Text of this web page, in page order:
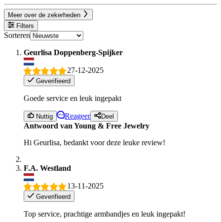
Meer over de zekerheden
Filters
Sorteren
Geurlisa Doppenberg-Spijker
27-12-2025
Geverifieerd
Goede service en leuk ingepakt
Nuttig Reageer Deel
Antwoord van Young & Free Jewelry
Hi Geurlisa, bedankt voor deze leuke review!
F.A. Westland
13-11-2025
Geverifieerd
Top service, prachtige armbandjes en leuk ingepakt!